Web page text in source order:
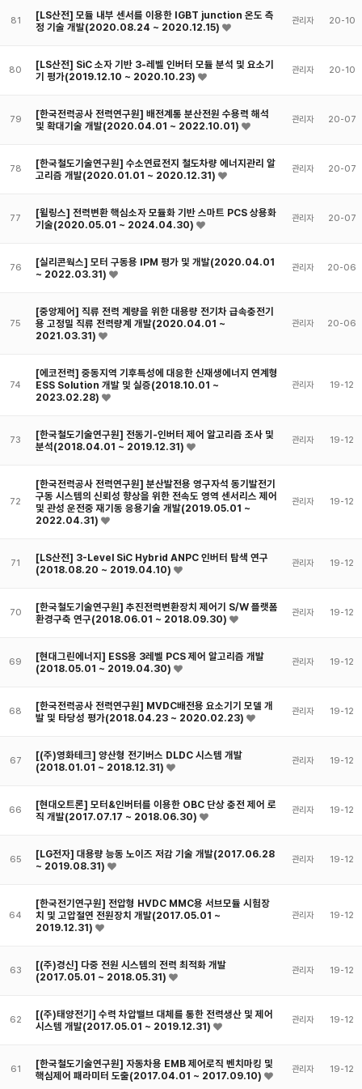
81
[LS산전] 모듈 내부 센서를 이용한 IGBT junction 온도 측
정 기술 개발(2020.08.24 ~ 2020.12.15)
관리자 20-10
80
[LS산전] SiC 소자 기반 3-레벨 인버터 모듈 분석 및 요소기
기 평가(2019.12.10 ~ 2020.10.23)
관리자 20-10
79
[한국전력공사 전력연구원] 배전계통 분산전원 수용력 해석
및 확대기술 개발(2020.04.01 ~ 2022.10.01)
관리자 20-07
78
[한국철도기술연구원] 수소연료전지 철도차량 에너지관리 알
고리즘 개발(2020.01.01 ~ 2020.12.31)
관리자 20-07
77
[윌링스] 전력변환 핵심소자 모듈화 기반 스마트 PCS 상용화
기술(2020.05.01 ~ 2024.04.30)
관리자 20-07
76
[실리콘웍스] 모터 구동용 IPM 평가 및 개발(2020.04.01
~ 2022.03.31)
관리자 20-06
75
[중앙제어] 직류 전력 계량을 위한 대용량 전기차 급속충전기
용 고정밀 직류 전력량계 개발(2020.04.01 ~
2021.03.31)
관리자 20-06
74
[에코전력] 중동지역 기후특성에 대응한 신재생에너지 연계형
ESS Solution 개발 및 실증(2018.10.01 ~
2023.02.28)
관리자 19-12
73
[한국철도기술연구원] 전동기-인버터 제어 알고리즘 조사 및
분석(2018.04.01 ~ 2019.12.31)
관리자 19-12
72
[한국전력공사 전력연구원] 분산발전용 영구자석 동기발전기
구동 시스템의 신뢰성 향상을 위한 전속도 영역 센서리스 제어
및 관성 운전중 재기동 응용기술 개발(2019.05.01 ~
2022.04.31)
관리자 19-12
71
[LS산전] 3-Level SiC Hybrid ANPC 인버터 탐색 연구
(2018.08.20 ~ 2019.04.10)
관리자 19-12
70
[한국철도기술연구원] 추진전력변환장치 제어기 S/W 플랫폼
환경구축 연구(2018.06.01 ~ 2018.09.30)
관리자 19-12
69
[현대그린에너지] ESS용 3레벨 PCS 제어 알고리즘 개발
(2018.05.01 ~ 2019.04.30)
관리자 19-12
68
[한국전력공사 전력연구원] MVDC배전용 요소기기 모델 개
발 및 타당성 평가(2018.04.23 ~ 2020.02.23)
관리자 19-12
67
[(주)영화테크] 양산형 전기버스 DLDC 시스템 개발
(2018.01.01 ~ 2018.12.31)
관리자 19-12
66
[현대오트론] 모터&인버터를 이용한 OBC 단상 충전 제어 로
직 개발(2017.07.17 ~ 2018.06.30)
관리자 19-12
65
[LG전자] 대용량 능동 노이즈 저감 기술 개발(2017.06.28
~ 2019.08.31)
관리자 19-12
64
[한국전기연구원] 전압형 HVDC MMC용 서브모듈 시험장
치 및 고압절연 전원장치 개발(2017.05.01 ~
2019.12.31)
관리자 19-12
63
[(주)경신] 다중 전원 시스템의 전력 최적화 개발
(2017.05.01 ~ 2018.05.31)
관리자 19-12
62
[(주)태양전기] 수력 차압밸브 대체를 통한 전력생산 및 제어
시스템 개발(2017.05.01 ~ 2019.12.31)
관리자 19-12
61
[한국철도기술연구원] 자동차용 EMB 제어로직 벤치마킹 및
핵심제어 패라미터 도출(2017.04.01 ~ 2017.09.10)
관리자 19-12